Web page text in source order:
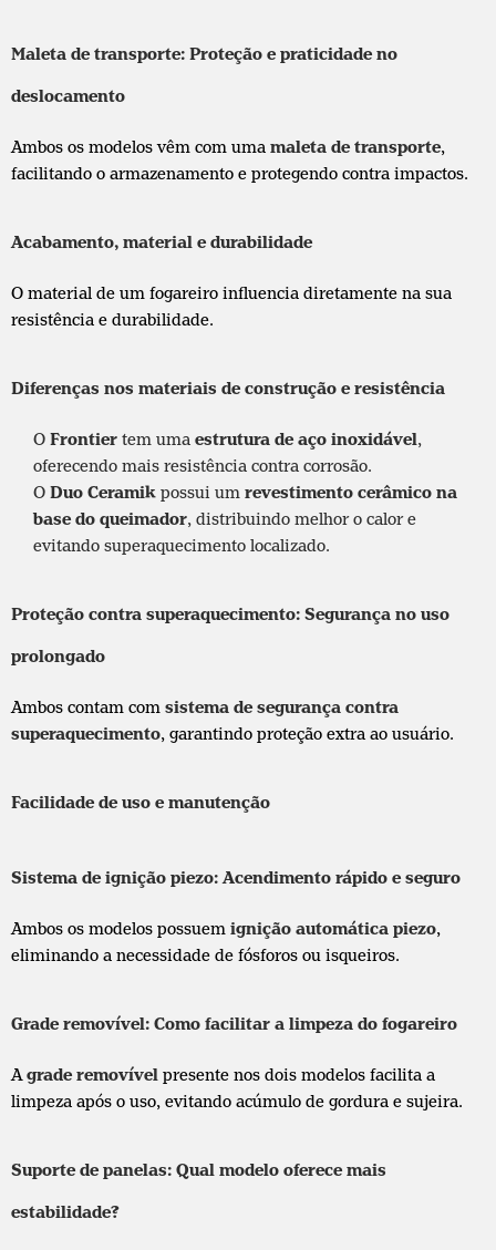
Maleta de transporte: Proteção e praticidade no
deslocamento
Ambos os modelos vêm com uma maleta de transporte,
facilitando o armazenamento e protegendo contra impactos.
Acabamento, material e durabilidade
O material de um fogareiro influencia diretamente na sua
resistência e durabilidade.
Diferenças nos materiais de construção e resistência
O Frontier tem uma estrutura de aço inoxidável,
oferecendo mais resistência contra corrosão.
O Duo Ceramik possui um revestimento cerâmico na
base do queimador, distribuindo melhor o calor e
evitando superaquecimento localizado.
Proteção contra superaquecimento: Segurança no uso
prolongado
Ambos contam com sistema de segurança contra
superaquecimento, garantindo proteção extra ao usuário.
Facilidade de uso e manutenção
Sistema de ignição piezo: Acendimento rápido e seguro
Ambos os modelos possuem ignição automática piezo,
eliminando a necessidade de fósforos ou isqueiros.
Grade removível: Como facilitar a limpeza do fogareiro
A grade removível presente nos dois modelos facilita a
limpeza após o uso, evitando acúmulo de gordura e sujeira.
Suporte de panelas: Qual modelo oferece mais
estabilidade?